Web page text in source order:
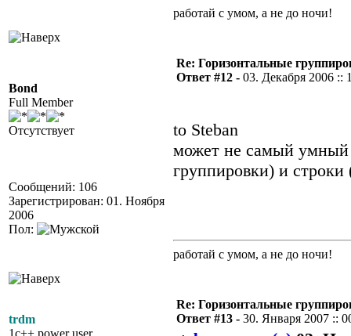
работай с умом, а не до ночи!
Bond
Full Member
Отсутствует
Сообщений: 106
Зарегистрирован: 01. Ноября
2006
Пол:
Re: Горизонтальные
Ответ #12 - 03. Декабря 2006 ::
to Steban
может не самый умный
группировки) и строки
работай с умом, а не до ночи!
trdm
1c++ power user
Re: Горизонтальные
Ответ #13 - 30. Января 2007 ::